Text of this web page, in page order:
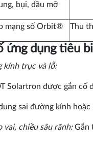
bụi, dầu mỡ
mạng số Orbit® Thu
ứng dụng tiêu
kính trục và lỗ:
Solartron được gắn cố
sai đường kính
vai, chiều sâu rãnh:Gắn